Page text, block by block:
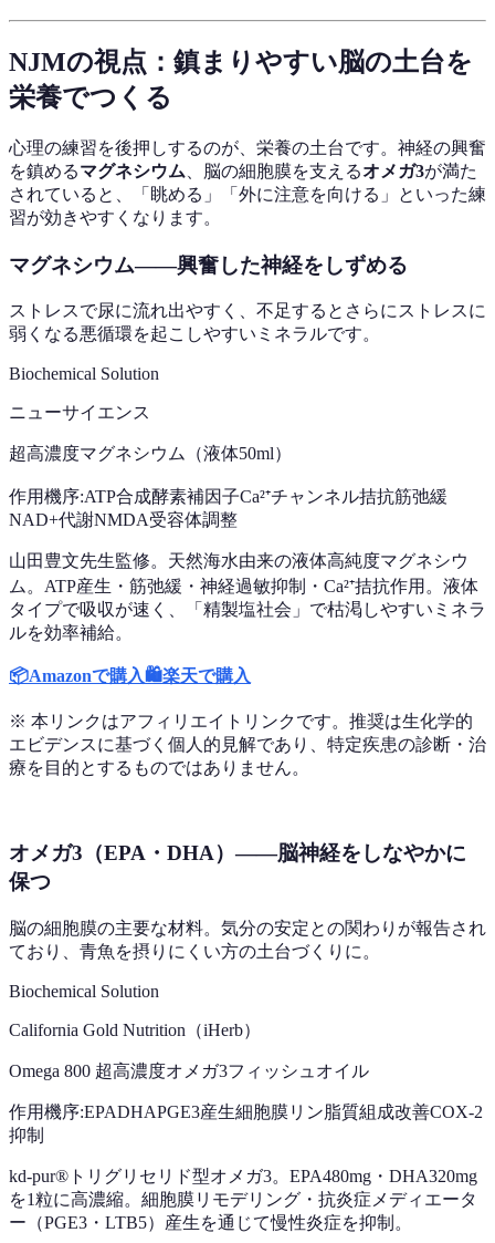
NJMの視点：鎮まりやすい脳の土台を
栄養でつくる
心理の練習を後押しするのが、栄養の土台です。神経の興奮
を鎮めるマグネシウム 、脳の細胞膜を支えるオメガ3が満た
されていると、「眺める」「外に注意を向ける」といった練
習が効きやすくなります。
マグネシウム——興奮した神経をしずめる
ストレスで尿に流れ出やすく、不足するとさらにストレスに
弱くなる悪循環を起こしやすいミネラルです。
Biochemical Solution
ニューサイエンス
超高濃度マグネシウム（液体50ml）
作用機序:ATP合成酵素補因子Ca²⁺チャンネル拮抗筋弛緩
NAD+代謝NMDA受容体調整
山田豊文先生監修。天然海水由来の液体高純度マグネシウ
ム。ATP産生・筋弛緩・神経過敏抑制・Ca²⁺拮抗作用。液体
タイプで吸収が速く、「精製塩社会」で枯渇しやすいミネラ
ルを効率補給。
📦Amazonで購入🛍️楽天で購入
※ 本リンクはアフィリエイトリンクです。推奨は生化学的
エビデンスに基づく個人的見解であり、特定疾患の診断・治
療を目的とするものではありません。
オメガ3（EPA・DHA）——脳神経をしなやかに
保つ
脳の細胞膜の主要な材料。気分の安定との関わりが報告され
ており、青魚を摂りにくい方の土台づくりに。
Biochemical Solution
California Gold Nutrition（iHerb）
Omega 800 超高濃度オメガ3フィッシュオイル
作用機序:EPADHAPGE3産生細胞膜リン脂質組成改善COX-2
抑制
kd-pur®トリグリセリド型オメガ3。EPA480mg・DHA320mg
を1粒に高濃縮。細胞膜リモデリング・抗炎症メディエータ
ー（PGE3・LTB5）産生を通じて慢性炎症を抑制。